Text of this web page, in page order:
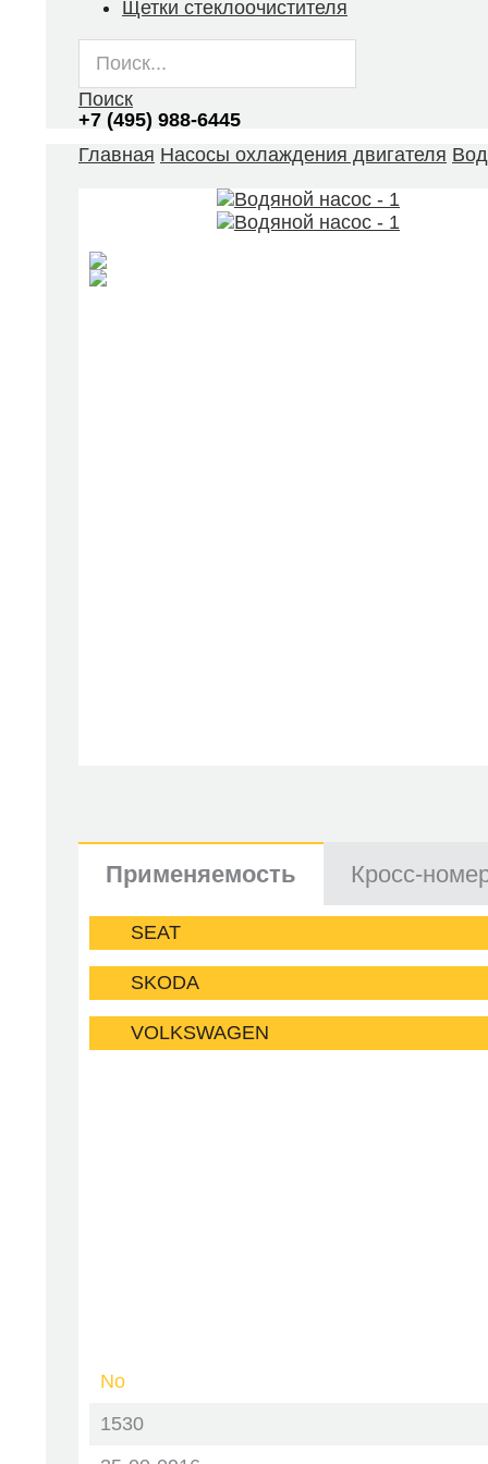
Щетки стеклоочистителя
Поиск
+7 (495) 988-6445
Главная Насосы охлаждения двигателя
Применяемость Кросс-
SEAT
SKODA
VOLKSWAGEN
No
1530